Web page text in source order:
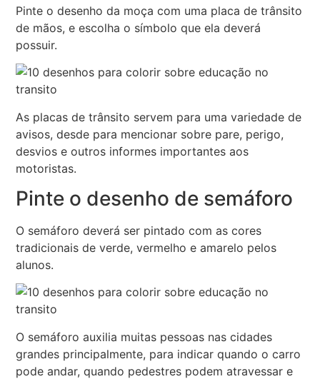
Pinte o desenho da moça com uma placa de trânsito
de mãos, e escolha o símbolo que ela deverá
possuir.
As placas de trânsito servem para uma variedade de
avisos, desde para mencionar sobre pare, perigo,
desvios e outros informes importantes aos
motoristas.
Pinte o desenho de semáforo
O semáforo deverá ser pintado com as cores
tradicionais de verde, vermelho e amarelo pelos
alunos.
O semáforo auxilia muitas pessoas nas cidades
grandes principalmente, para indicar quando o carro
pode andar, quando pedestres podem atravessar e